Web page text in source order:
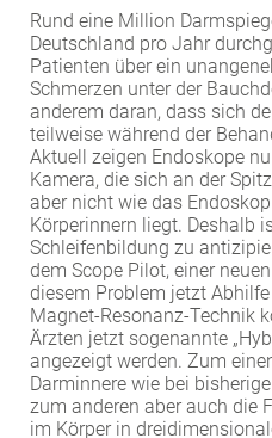
Alle Kliniken,
Alle Kliniken,
Rund eine Million
Deutschland pro Jahr
Patienten über ein
Schmerzen unter der
anderem daran, dass sich
teilweise während der
Aktuell zeigen Endoskope
Kamera, die sich an der
aber nicht wie das
Körperinnern liegt. Deshalb
Schleifenbildung zu
dem Scope Pilot, einer
diesem Problem jetzt
Magnet-Resonanz-Technik
Ärzten jetzt sogenannte
angezeigt werden. Zum
Darminnere wie bei
zum anderen aber auch die
im Körper in
Cookie Laufzeit:
1 Jahr
EXTERNE MEDIEN
Um Inhalte von
Plattformen anzeigen zu
diesen externen Medien
YouTube
Vimeo